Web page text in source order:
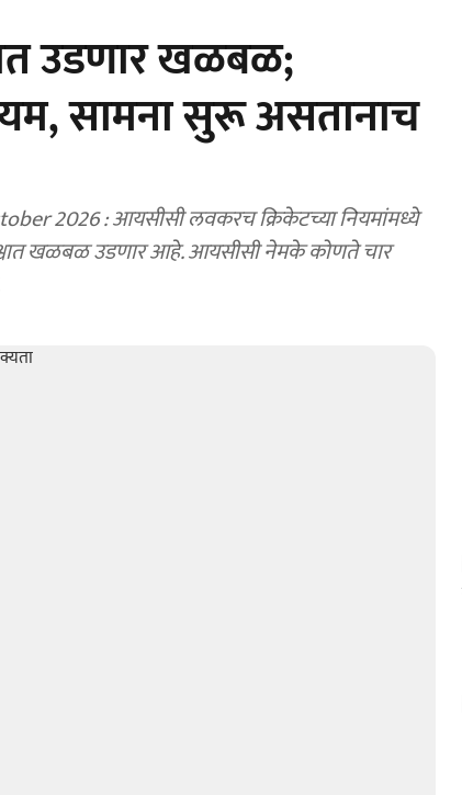
उडणार खळबळ;
सामना सुरू असतानाच
नियमांमध्ये
खळबळ उडणार आहे. आयसीसी नेमके कोणते चार